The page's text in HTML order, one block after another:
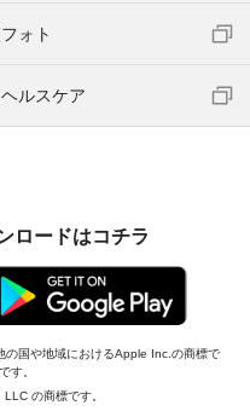
ォト
ルスケア
ロードはコチラ
国や地域におけるApple Inc.の商標で
す。
の商標です。